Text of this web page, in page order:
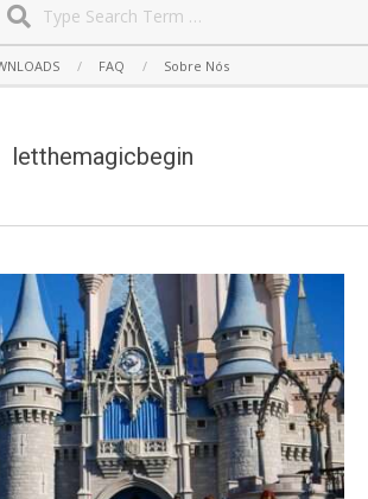
FAQ Sobre Nós
letthemagicbegin